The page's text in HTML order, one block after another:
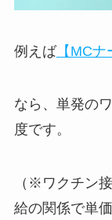
例えば【MCナ
なら、単発の
度です。
（※ワクチン
給の関係で単